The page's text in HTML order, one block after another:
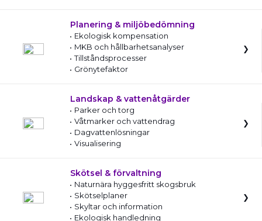
Planering & miljöbedömning
Ekologisk kompensation
MKB och hållbarhetsanalyser
Tillståndsprocesser
Grönytefaktor
Landskap & vattenåtgärder
Parker och torg
Våtmarker och vattendrag
Dagvattenlösningar
Visualisering
Skötsel & förvaltning
Naturnära hyggesfritt skogsbruk
Skötselplaner
Skyltar och information
Ekologisk handledning